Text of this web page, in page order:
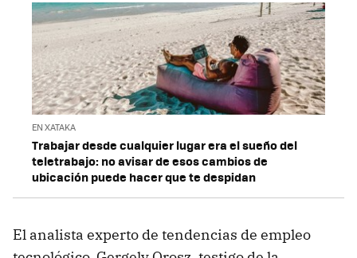
EN XATAKA
Trabajar desde cualquier lugar era el sueño del
teletrabajo: no avisar de esos cambios de
ubicación puede hacer que te despidan
El analista experto de tendencias de empleo